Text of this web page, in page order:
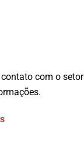
com o setor